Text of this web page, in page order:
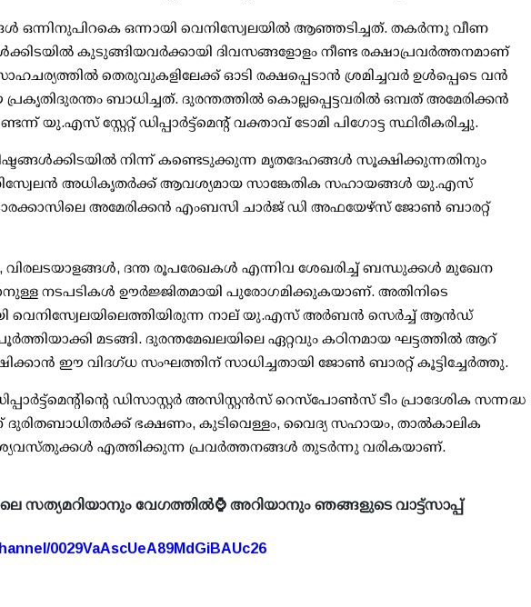
ഒന്നായി വെനിസ്വേലയില്‍ ആഞ്ഞടിച്ചത്. തകര്‍ന്നു വീണ
കുടുങ്ങിയവര്‍ക്കായി ദിവസങ്ങളോളം നീണ്ട രക്ഷാപ്രവര്‍ത്തനമാണ്
തെരുവുകളിലേക്ക് ഓടി രക്ഷപ്പെടാന്‍ ശ്രമിച്ചവര്‍ ഉള്‍പ്പെടെ വന്‍
ബാധിച്ചത്. ദുരന്തത്തില്‍ കൊല്ലപ്പെട്ടവരില്‍ ഒമ്പത് അമേരിക്കന്‍
യു.എസ് സ്റ്റേറ്റ് ഡിപ്പാര്‍ട്ട്മെന്റ് വക്താവ് ടോമി പിഗോട്ട സ്ഥിരീകരിച്ചു.
നിന്ന് കണ്ടെടുക്കുന്ന മൃതദേഹങ്ങള്‍ സൂക്ഷിക്കുന്നതിനും
അധികൃതര്‍ക്ക് ആവശ്യമായ സാങ്കേതിക സഹായങ്ങള്‍ യു.എസ്
അമേരിക്കന്‍ എംബസി ചാര്‍ജ് ഡി അഫയേഴ്സ് ജോണ്‍ ബാരറ്റ്
ദന്ത രൂപരേഖകള്‍ എന്നിവ ശേഖരിച്ച് ബന്ധുക്കള്‍ മുഖേന
നടപടികള്‍ ഊര്‍ജ്ജിതമായി പുരോഗമിക്കുകയാണ്. അതിനിടെ
വെനിസ്വേലയിലെത്തിയിരുന്ന നാല് യു.എസ് അര്‍ബന്‍ സെര്‍ച്ച് ആന്‍ഡ്
മടങ്ങി. ദുരന്തമേഖലയിലെ ഏറ്റവും കഠിനമായ ഘട്ടത്തില്‍ ആറ്
ഈ വിദഗ്ധ സംഘത്തിന് സാധിച്ചതായി ജോണ്‍ ബാരറ്റ് കൂട്ടിച്ചേര്‍ത്തു.
ഡിസാസ്റ്റര്‍ അസിസ്റ്റന്‍സ് റെസ്പോണ്‍സ് ടീം പ്രാദേശിക സന്നദ്ധ
ദുരിതബാധിതര്‍ക്ക് ഭക്ഷണം, കുടിവെള്ളം, വൈദ്യ സഹായം, താല്‍കാലിക
എത്തിക്കുന്ന പ്രവര്‍ത്തനങ്ങള്‍ തുടര്‍ന്നു വരികയാണ്.
സത്യമറിയാനും വേഗത്തിൽ⌚ അറിയാനും ഞങ്ങളുടെ വാട്ട്സാപ്പ്
0029VaAscUeA89MdGiBAUc26